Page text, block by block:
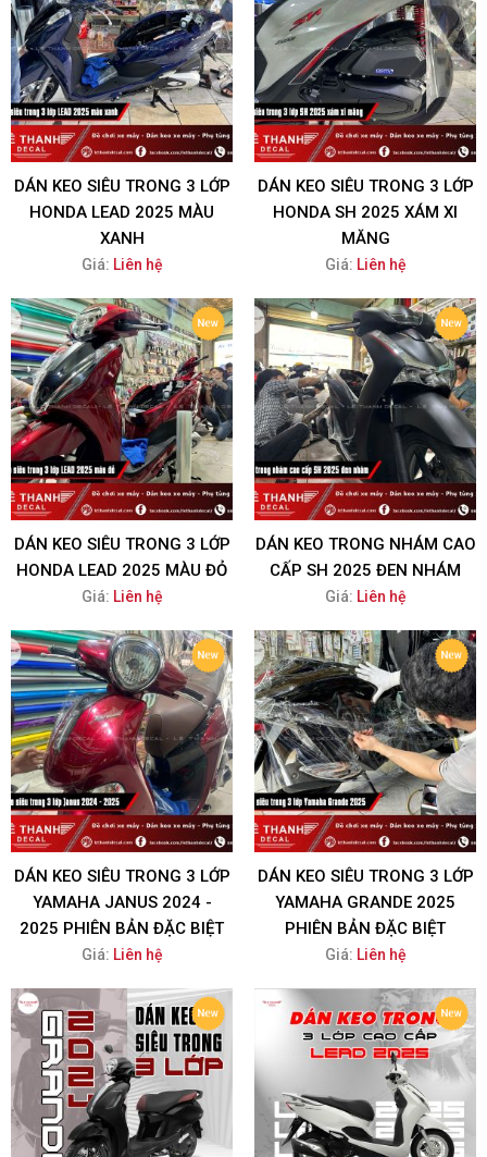
DÁN KEO SIÊU TRONG 3 LỚP
HONDA LEAD 2025 MÀU
XANH
Giá: Liên hệ
DÁN KEO SIÊU TRONG 3 LỚP
HONDA SH 2025 XÁM XI
MĂNG
Giá: Liên hệ
DÁN KEO SIÊU TRONG 3 LỚP
HONDA LEAD 2025 MÀU ĐỎ
Giá: Liên hệ
DÁN KEO TRONG NHÁM CAO
CẤP SH 2025 ĐEN NHÁM
Giá: Liên hệ
DÁN KEO SIÊU TRONG 3 LỚP
YAMAHA JANUS 2024 -
2025 PHIÊN BẢN ĐẶC BIỆT
Giá: Liên hệ
DÁN KEO SIÊU TRONG 3 LỚP
YAMAHA GRANDE 2025
PHIÊN BẢN ĐẶC BIỆT
Giá: Liên hệ